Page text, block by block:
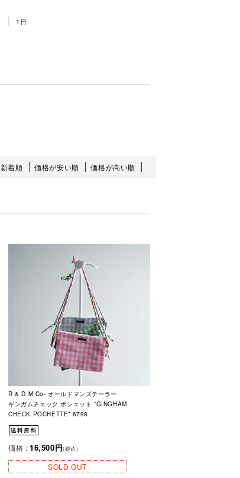
1日
新着順 価格が安い順 価格が高い順
R & D.M.Co- オールドマンズテーラー
ギンガムチェック ポシェット “GINGHAM
CHECK POCHETTE” 6798
価格 : 16,500円(税込)
SOLD OUT